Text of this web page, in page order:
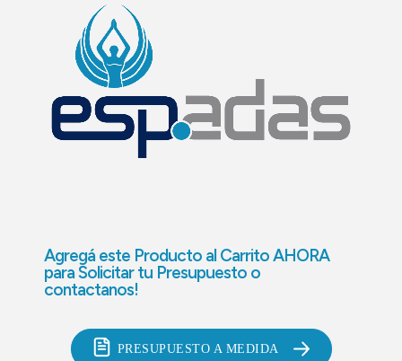
Agregá este Producto al Carrito AHORA
paraSolicitar tu Presupuesto o
contactanos!
PRESUPUESTO A MEDIDA